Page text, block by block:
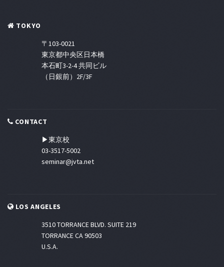
TOKYO
〒103-0021
東京都中央区日本橋
本石町3-2-4 共同ビル
（日銀前）2F/3F
CONTACT
▶東京校
03-3517-5002
seminar@jvta.net
LOS ANGELES
3510 TORRANCE BLVD. SUITE 219
TORRANCE CA 90503
U.S.A.